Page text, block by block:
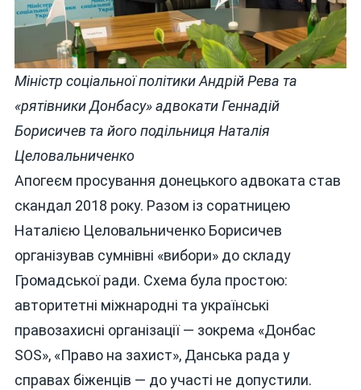
Міністр соціальної політики Андрій Рева та
«рятівники Донбасу» адвокати Геннадій
Борисичев та його подільниця Наталія
Целовальниченко
Апогеєм просування донецького адвоката став
скандал 2018 року. Разом із соратницею
Наталією Целовальниченко Борисичев
організував сумнівні «вибори» до складу
Громадської ради. Схема була простою:
авторитетні міжнародні та українські
правозахисні організації — зокрема «Донбас
SOS», «Право на захист», Данська рада у
справах біженців — до участі не допустили.